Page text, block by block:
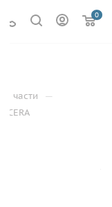
0
части —